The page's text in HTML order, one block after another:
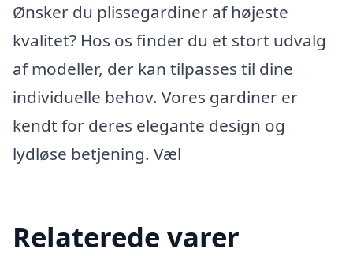
Ønsker du plissegardiner af højeste
kvalitet? Hos os finder du et stort udvalg
af modeller, der kan tilpasses til dine
individuelle behov. Vores gardiner er
kendt for deres elegante design og
lydløse betjening. Væl
Relaterede varer